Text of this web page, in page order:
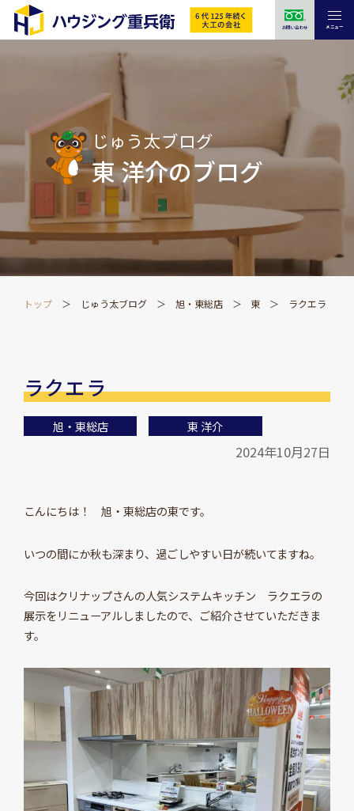
お問い合わせ メニュー
じゅう太ブログ
東 洋介のブログ
トップ じゅう太ブログ 旭・東総店 東 ラクエラ
ラクエラ
旭・東総店 東 洋介
2024年10月27日
こんにちは！ 旭・東総店の東です。
いつの間にか秋も深まり、過ごしやすい日が続いてますね。
今回はクリナップさんの人気システムキッチン ラクエラの
展示をリニューアルしましたので、ご紹介させていただきま
す。